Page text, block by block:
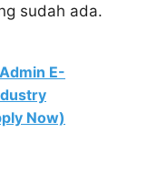
sudah ada.
E-
Now)